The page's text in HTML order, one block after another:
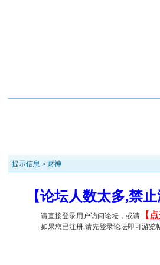
提示信息 » 财神
【论坛人数太多,禁
请直接登录用户访问论坛，或请 【
如果您已注册,请先登录论坛即可游览